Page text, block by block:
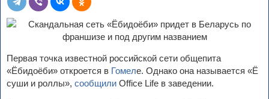
Первая точка известной российской сети общепита
«Ёбидоёби» откроется в Гомеле. Однако она называется «Ё
суши и роллы», сообщили Office Life в заведении.